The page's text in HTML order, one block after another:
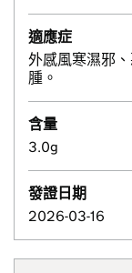
適應症
外感風寒濕邪
腫。
含量
3.0g
發證日期
2026-03-16